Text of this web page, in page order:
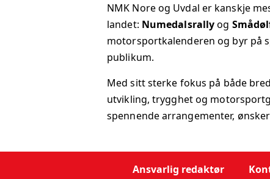
NMK Nore og Uvdal er kanskje
landet: Numedalsrallyog
motorsportkalenderen og byr på
publikum.
Med sitt sterke fokus på både
utvikling, trygghet og
spennende arrangementer,
Ansvarlig redaktør